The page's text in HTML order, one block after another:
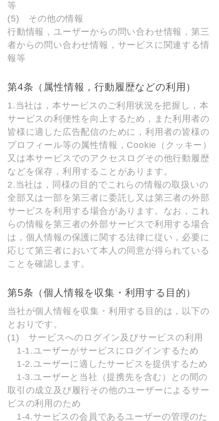
等
(5) その他の情報
行動情報，ユーザーからの問い合わせ情報，第三
者からの問い合わせ情報，サービスに関連する情
報等
第4条（属性情報，行動履歴などの利用）
1.当社は，本サービスのご利用状況を把握し，本
サービスの利便性を向上するため，また利用者の
皆様に適した広告配信のために，利用者の皆様の
プロフィール等の属性情報，Cookie（クッキー）
又は本サービスでのアクセスログその他行動履歴
などを保存，利用することがあります。
2.当社は，同様の目的でこれらの情報の取扱いの
全部又は一部を第三者に委託し又は第三者の外部
サービスを利用する場合があります。なお，これ
らの情報を第三者の外部サービスで利用する場合
は，個人情報の保護に関する法律に従い，必要に
応じて第三者において本人の同意が得られている
ことを確認します。
第5条（個人情報を収集・利用する目的）
当社が個人情報を収集・利用する目的は，以下の
とおりです。
(1) サービスへのログイン及びサービスの利用
1-1.ユーザーがサービスにログインするため
1-2.ユーザーに適したサービスを提供するため
1-3.ユーザーと当社（提携先を含む）との間の
取引の成立及び履行その他のユーザーによるサー
ビスの利用のため
1-4.サービスの会員であるユーザーの管理のた